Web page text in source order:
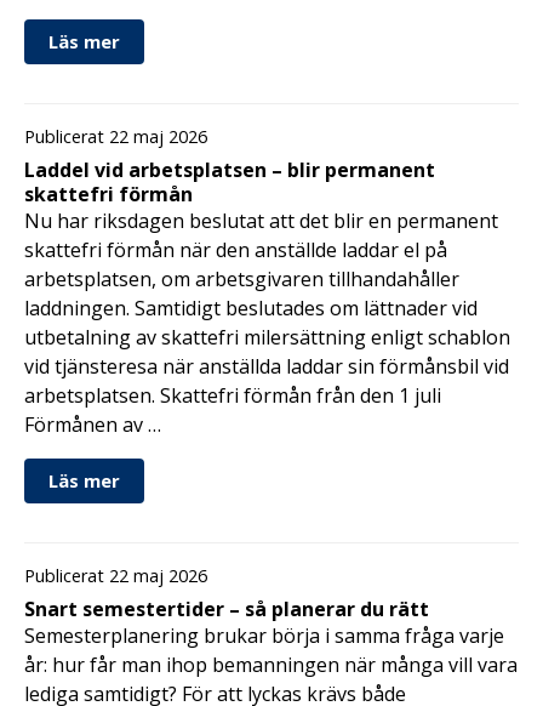
Läs mer
Publicerat 22 maj 2026
Laddel vid arbetsplatsen – blir permanent
skattefri förmån
Nu har riksdagen beslutat att det blir en permanent
skattefri förmån när den anställde laddar el på
arbetsplatsen, om arbetsgivaren tillhandahåller
laddningen. Samtidigt beslutades om lättnader vid
utbetalning av skattefri milersättning enligt schablon
vid tjänsteresa när anställda laddar sin förmånsbil vid
arbetsplatsen. Skattefri förmån från den 1 juli
Förmånen av …
Läs mer
Publicerat 22 maj 2026
Snart semestertider – så planerar du rätt
Semesterplanering brukar börja i samma fråga varje
år: hur får man ihop bemanningen när många vill vara
lediga samtidigt? För att lyckas krävs både